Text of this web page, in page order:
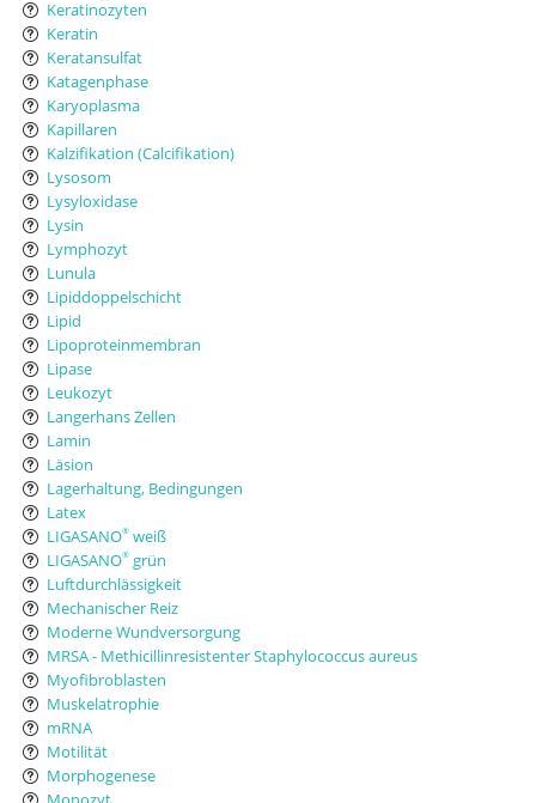
Keratinozyten
Keratin
Keratansulfat
Katagenphase
Karyoplasma
Kapillaren
Kalzifikation (Calcifikation)
Lysosom
Lysyloxidase
Lysin
Lymphozyt
Lunula
Lipiddoppelschicht
Lipid
Lipoproteinmembran
Lipase
Leukozyt
Langerhans Zellen
Lamin
Läsion
Lagerhaltung, Bedingungen
Latex
LIGASANO®weiß
LIGASANO®grün
Luftdurchlässigkeit
Mechanischer Reiz
Moderne Wundversorgung
MRSA - Methicillinresistenter Staphylococcus aureus
Myofibroblasten
Muskelatrophie
mRNA
Motilität
Morphogenese